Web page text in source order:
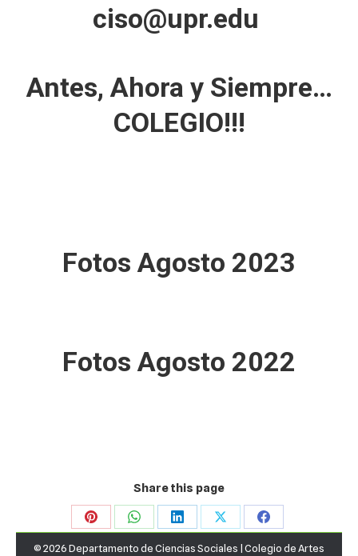
ciso@upr.edu
Antes, Ahora y Siempre…
COLEGIO!!!
Fotos Agosto 2023
Fotos Agosto 2022
Share this page
Share
on
Share
on
Share
on
Share
on
Share
on
© 2026 Departamento de Ciencias Sociales |Colegio de Artes